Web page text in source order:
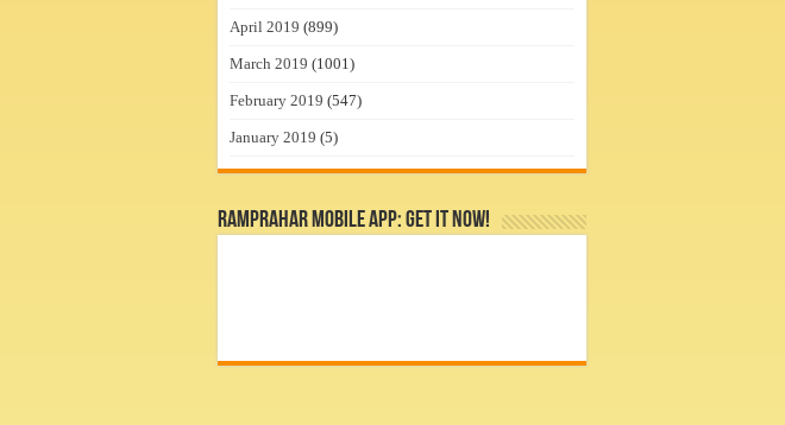
April 2019 (899)
March 2019 (1001)
February 2019 (547)
January 2019 (5)
RamPrahar Mobile App: Get it Now!